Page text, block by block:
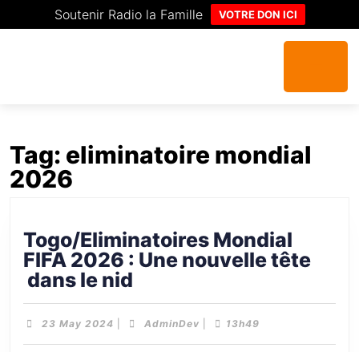
Soutenir Radio la Famille VOTRE DON ICI
Tag: eliminatoire mondial
2026
Togo/Eliminatoires Mondial
FIFA 2026 : Une nouvelle tête
dans le nid
23 May 2024 AdminDev 13h49